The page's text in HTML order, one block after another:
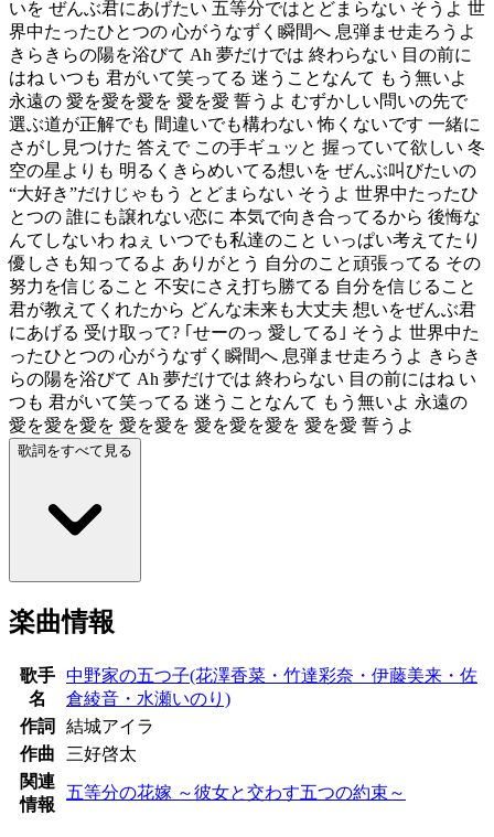
いを ぜんぶ君にあげたい 五等分ではとどまらない そうよ 世
界中たったひとつの 心がうなずく瞬間へ 息弾ませ走ろうよ
きらきらの陽を浴びて Ah 夢だけでは 終わらない 目の前に
はね いつも 君がいて笑ってる 迷うことなんて もう無いよ
永遠の 愛を愛を愛を 愛を愛 誓うよ むずかしい問いの先で
選ぶ道が正解でも 間違いでも構わない 怖くないです 一緒に
さがし見つけた 答えで この手ギュッと 握っていて欲しい 冬
空の星よりも 明るくきらめいてる想いを ぜんぶ叫びたいの
“大好き”だけじゃもう とどまらない そうよ 世界中たったひ
とつの 誰にも譲れない恋に 本気で向き合ってるから 後悔な
んてしないわ ねぇ いつでも私達のこと いっぱい考えてたり
優しさも知ってるよ ありがとう 自分のこと頑張ってる その
努力を信じること 不安にさえ打ち勝てる 自分を信じること
君が教えてくれたから どんな未来も大丈夫 想いをぜんぶ君
にあげる 受け取って? ｢せーのっ 愛してる｣ そうよ 世界中た
ったひとつの 心がうなずく瞬間へ 息弾ませ走ろうよ きらき
らの陽を浴びて Ah 夢だけでは 終わらない 目の前にはね い
つも 君がいて笑ってる 迷うことなんて もう無いよ 永遠の
愛を愛を愛を 愛を愛を 愛を愛を愛を 愛を愛 誓うよ
歌詞をすべて見る
楽曲情報
歌手
名
中野家の五つ子(花澤香菜・竹達彩奈・伊藤美来・佐
倉綾音・水瀬いのり)
作詞
結城アイラ
作曲
三好啓太
関連
情報
五等分の花嫁 ～彼女と交わす五つの約束～